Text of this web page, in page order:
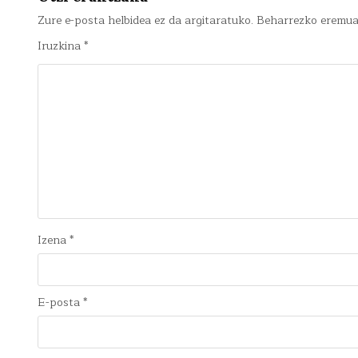
Zure e-posta helbidea ez da argitaratuko. Beharrezko
Iruzkina*
Izena*
E-posta*